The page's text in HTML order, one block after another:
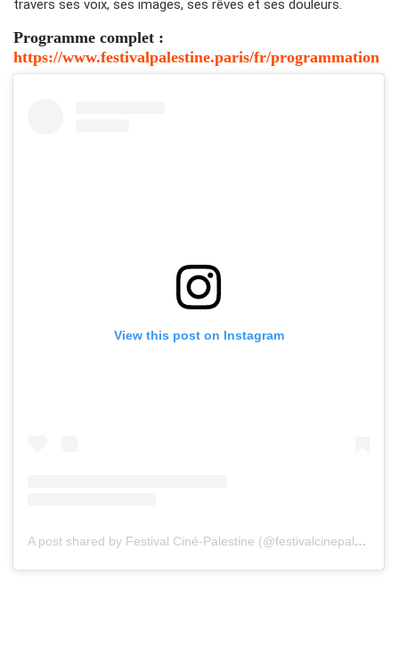
travers ses voix, ses images, ses rêves et ses douleurs.
Programme complet :
https://www.festivalpalestine.paris/fr/programmation
View this post on Instagram
A post shared by Festival Ciné-Palestine (@festivalcinepalestine)